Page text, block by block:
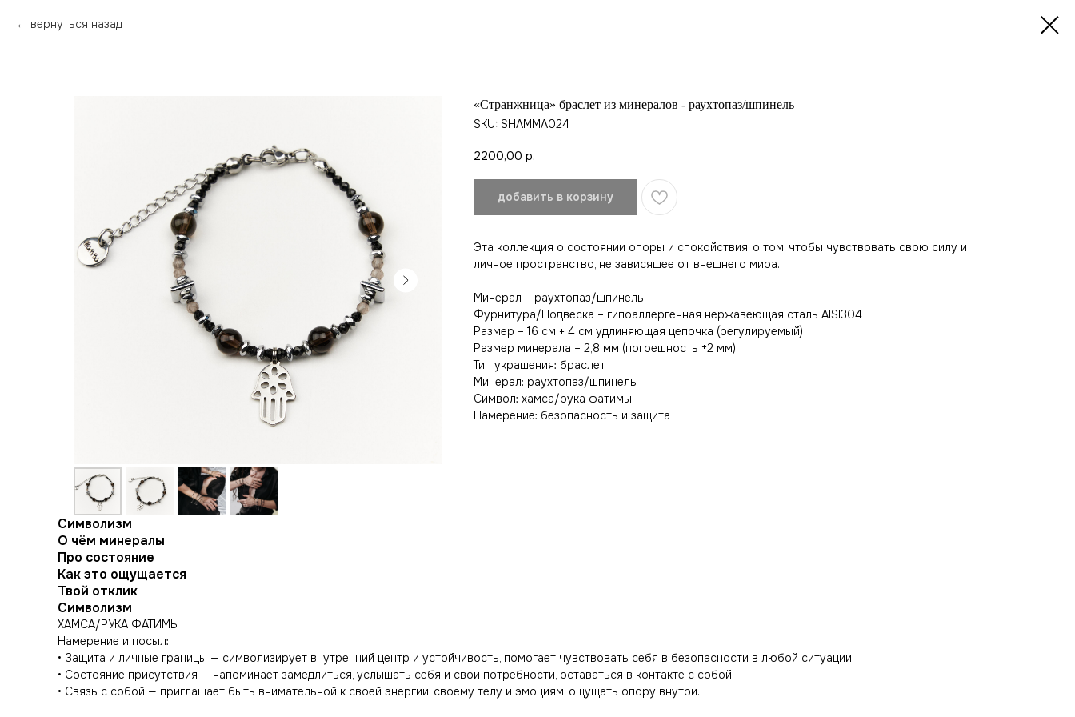
вернуться назад
«Странжница» браслет из минералов - раухтопаз/шпинель
SKU: SHAMMA024
2200,00 р.
добавить в корзину
Эта коллекция о состоянии опоры и спокойствия, о том, чтобы чувствовать свою силу и
личное пространство, не зависящее от внешнего мира.
Минерал – раухтопаз/шпинель
Фурнитура/Подвеска – гипоаллергенная нержавеющая сталь AISI304
Размер – 16 см + 4 см удлиняющая цепочка (регулируемый)
Размер минерала – 2,8 мм (погрешность ±2 мм)
Тип украшения: браслет
Минерал: раухтопаз/шпинель
Символ: хамса/рука фатимы
Намерение: безопасность и защита
Символизм
О чём минералы
Про состояние
Как это ощущается
Твой отклик
Символизм
ХАМСА/РУКА ФАТИМЫ
Намерение и посыл:
• Защита и личные границы — символизирует внутренний центр и устойчивость, помогает чувствовать себя в безопасности в любой ситуации.
• Состояние присутствия — напоминает замедлиться, услышать себя и свои потребности, оставаться в контакте с собой.
• Связь с собой — приглашает быть внимательной к своей энергии, своему телу и эмоциям, ощущать опору внутри.